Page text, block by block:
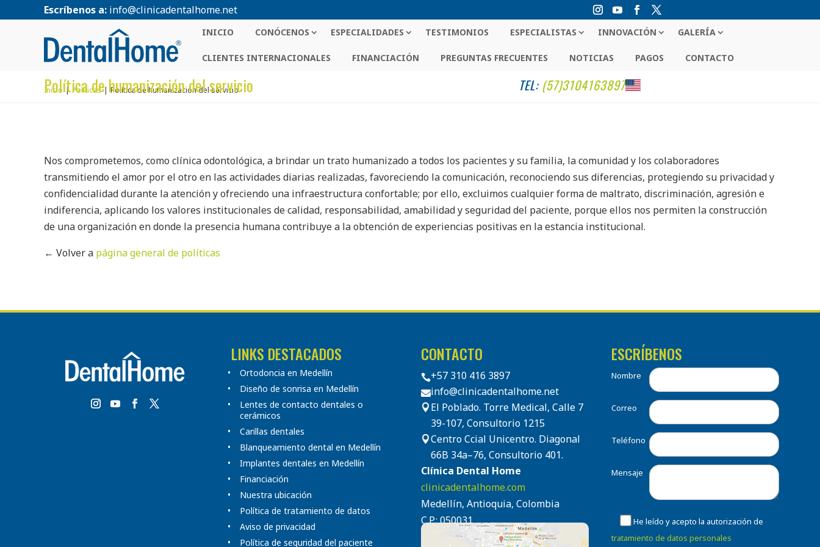
Escríbenos a: info@clinicadentalhome.net
INICIO CONÓCENOS ESPECIALIDADES TESTIMONIOS ESPECIALISTAS INNOVACIÓN GALERÍA
CLIENTES INTERNACIONALES FINANCIACIÓN PREGUNTAS FRECUENTES NOTICIAS PAGOS CONTACTO
Política de humanización del servicio
Inicio Políticas Política de humanización del servicio TEL: (57)3104163897
Nos comprometemos, como clínica odontológica, a brindar un trato humanizado a todos los pacientes y su familia, la comunidad y los colaboradores
transmitiendo el amor por el otro en las actividades diarias realizadas, favoreciendo la comunicación, reconociendo sus diferencias, protegiendo su privacidad y
confidencialidad durante la atención y ofreciendo una infraestructura confortable; por ello, excluimos cualquier forma de maltrato, discriminación, agresión e
indiferencia, aplicando los valores institucionales de calidad, responsabilidad, amabilidad y seguridad del paciente, porque ellos nos permiten la construcción
de una organización en donde la presencia humana contribuye a la obtención de experiencias positivas en la estancia institucional.
← Volver a página general de políticas
LINKS DESTACADOS
Ortodoncia en Medellín
Diseño de sonrisa en Medellín
Lentes de contacto dentales o
cerámicos
Carillas dentales
Blanqueamiento dental en Medellín
Implantes dentales en Medellín
Financiación
Nuestra ubicación
Política de tratamiento de datos
Aviso de privacidad
Política de seguridad del paciente
CONTACTO
+57 310 416 3897
info@clinicadentalhome.net
 El Poblado. Torre Medical, Calle 7
39-107, Consultorio 1215
Centro Ccial Unicentro. Diagonal
66B 34a–76, Consultorio 401.
Clínica Dental Home
clinicadentalhome.com
Medellín, Antioquia, Colombia
C.P.: 050031
ESCRÍBENOS
Nombre
Correo
Teléfono
Mensaje
He leído y acepto la autorización de
tratamiento de datos personales